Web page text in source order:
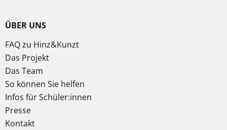
ÜBER UNS
FAQ zu Hinz&Kunzt
Das Projekt
Das Team
So können Sie helfen
Infos für Schüler:innen
Presse
Kontakt